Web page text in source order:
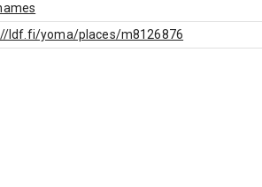
ldf.fi/yoma/places/m8126876